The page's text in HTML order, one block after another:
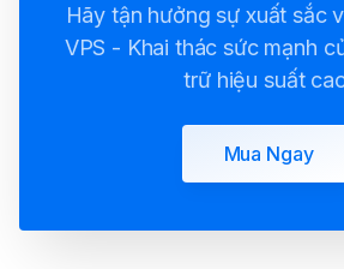
Hãy tận hưởng sự xuất sắc
VPS - Khai thác sức mạnh
trữ hiệu suất
Mua Ngay